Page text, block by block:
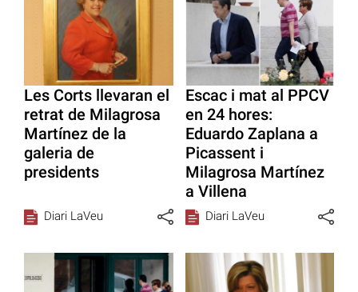
Les Corts llevaran el
retrat de Milagrosa
Martínez de la
galeria de
presidents
Diari LaVeu
Escac i mat al PPCV
en 24 hores:
Eduardo Zaplana a
Picassent i
Milagrosa Martínez
a Villena
Diari LaVeu